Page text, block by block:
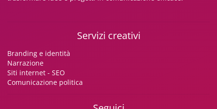
Servizi creativi
Branding e identità
Narrazione
Siti internet - SEO
Comunicazione politica